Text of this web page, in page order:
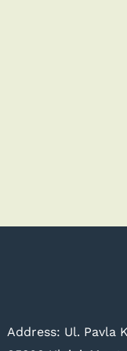
Address: Ul. Pavla